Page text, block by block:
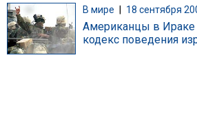
В мире 18 сентября
Американцы в Ираке
кодекс поведения